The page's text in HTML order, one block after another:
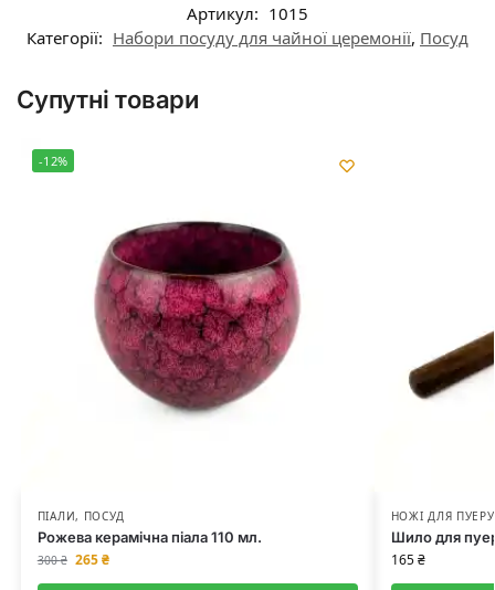
Артикул: 1015
Категорії: Набори посуду для чайної церемонії, Посуд
Супутні товари
-12%
ПІАЛИ, ПОСУД
Рожева керамічна піала 110 мл.
300₴ 265₴
НОЖІ ДЛЯ ПУЕРУ
Шило для
165₴